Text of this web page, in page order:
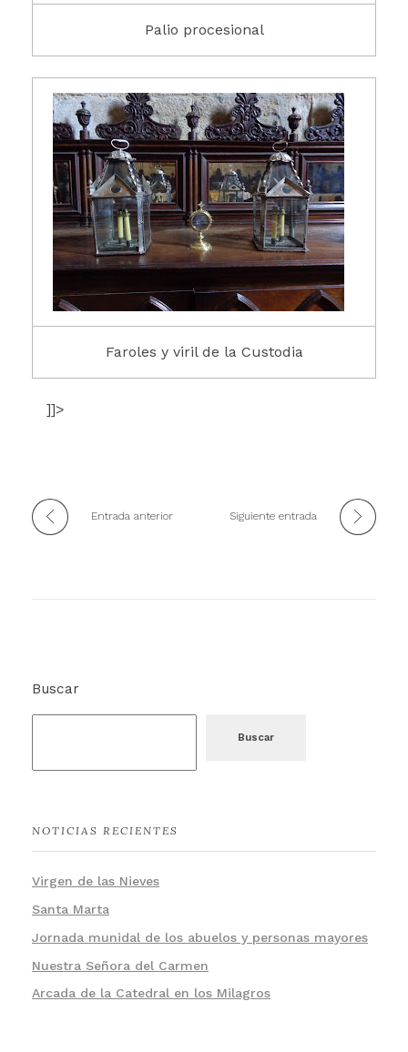
Palio procesional
Faroles y viril de la Custodia
]]>
Entrada anterior Siguiente entrada
Buscar
Buscar
NOTICIAS RECIENTES
Virgen de las Nieves
Santa Marta
Jornada munidal de los abuelos y personas mayores
Nuestra Señora del Carmen
Arcada de la Catedral en los Milagros